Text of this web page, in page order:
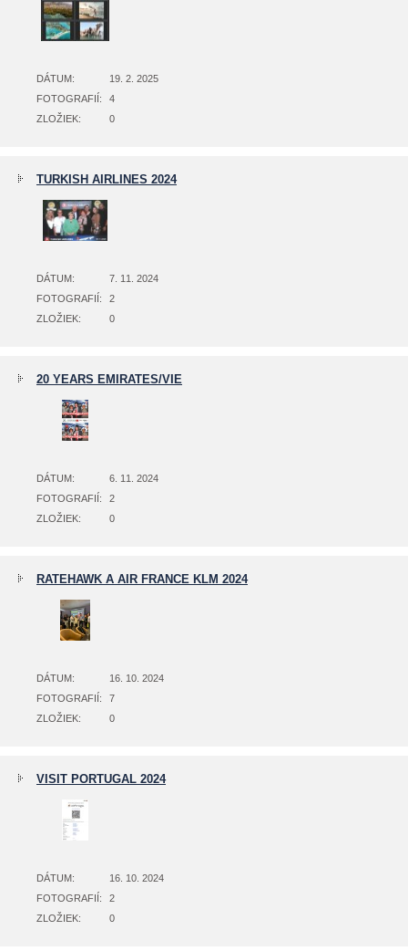
DÁTUM:
19. 2. 2025
FOTOGRAFIÍ:
4
ZLOŽIEK:
0
TURKISH AIRLINES 2024
DÁTUM:
7. 11. 2024
FOTOGRAFIÍ:
2
ZLOŽIEK:
0
20 YEARS EMIRATES/VIE
DÁTUM:
6. 11. 2024
FOTOGRAFIÍ:
2
ZLOŽIEK:
0
RATEHAWK A AIR FRANCE KLM 2024
DÁTUM:
16. 10. 2024
FOTOGRAFIÍ:
7
ZLOŽIEK:
0
VISIT PORTUGAL 2024
DÁTUM:
16. 10. 2024
FOTOGRAFIÍ:
2
ZLOŽIEK:
0